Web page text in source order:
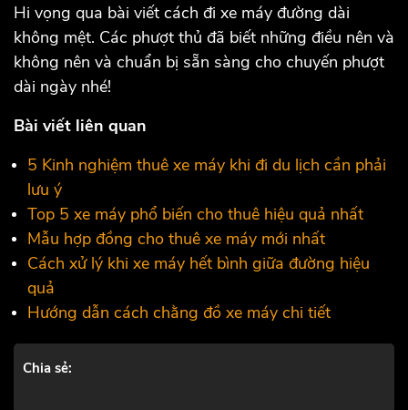
Hi vọng qua bài viết cách đi xe máy đường dài
không mệt. Các phượt thủ đã biết những điều nên và
không nên và chuẩn bị sẵn sàng cho chuyến phượt
dài ngày nhé!
Bài viết liên quan
5 Kinh nghiệm thuê xe máy khi đi du lịch cần phải
lưu ý
Top 5 xe máy phổ biến cho thuê hiệu quả nhất
Mẫu hợp đồng cho thuê xe máy mới nhất
Cách xử lý khi xe máy hết bình giữa đường hiệu
quả
Hướng dẫn cách chằng đồ xe máy chi tiết
Chia sẻ: